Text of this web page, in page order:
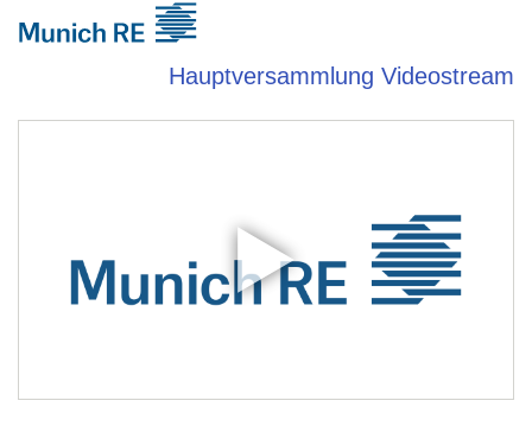
zum
Hauptversammlung Videostream